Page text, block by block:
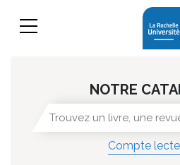
NOTRE
Compte